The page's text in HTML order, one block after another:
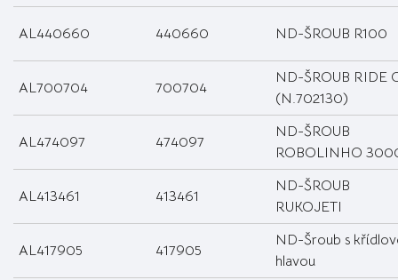
AL440660 440660 ND-ŠROUB R100
AL700704 700704
ND-ŠROUB RIDE
(N.702130)
AL474097 474097
ND-ŠROUB
ROBOLINHO
AL413461 413461
ND-ŠROUB
RUKOJETI
AL417905 417905
ND-Šroub s
hlavou